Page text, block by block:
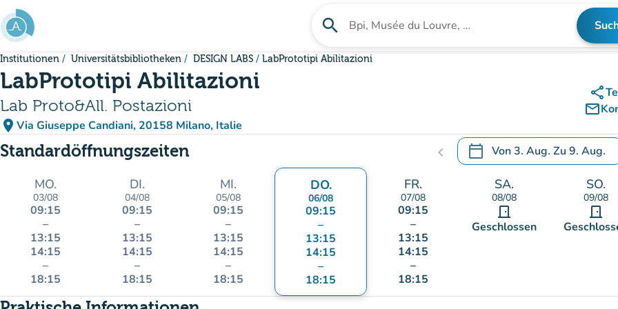
Gehe zum Hauptinhalt
search Suche nach einer Einrichtung
Institutionen Universitätsbibliotheken DESIGN LABS LabPrototipi Abilitazioni
LabPrototipi Abilitazioni
Lab Proto&All. Postazioni
place Via Giuseppe Candiani, 20158 Milano, Italie
(in Google Maps öffnen)
(new tab)
share
mail_outline
Standardöffnungszeiten chevron_left calendar_today Von3. Aug. Zu 9. Aug.
.Öffnen Sie den Kalender, um
MO.
03/08
09:15
–
13:15
14:15
–
18:15
DI.
04/08
09:15
–
13:15
14:15
–
18:15
MI.
05/08
09:15
–
13:15
14:15
–
18:15
DO.
06/08
09:15
–
13:15
14:15
–
18:15
FR.
07/08
09:15
–
13:15
14:15
–
18:15
SA.
08/08
door_front
Geschlossen
SO.
09/08
door_front